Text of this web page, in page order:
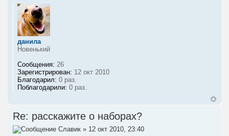
данила
Новенький
Сообщения: 26
Зарегистрирован: 12 окт 2010
Благодарил: 0 раз.
Поблагодарили: 0 раз.
Re: расскажите о наборах?
Славик » 12 окт 2010, 23:40